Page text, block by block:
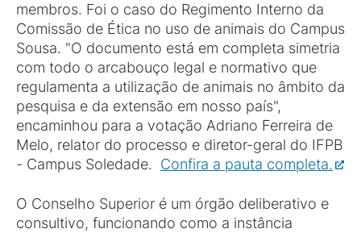
membros. Foi o caso do Regimento Interno da
Comissão de Ética no uso de animais do Campus
Sousa. "O documento está em completa simetria
com todo o arcabouço legal e normativo que
regulamenta a utilização de animais no âmbito da
pesquisa e da extensão em nosso país",
encaminhou para a votação Adriano Ferreira de
Melo, relator do processo e diretor-geral do IFPB
- Campus Soledade. Confira a pauta completa.
O Conselho Superior é um órgão deliberativo e
consultivo, funcionando como a instância